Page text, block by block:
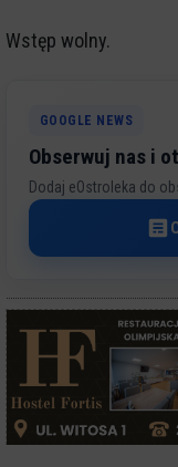
Wstęp wolny.
GOOGLE NEWS
Obserwuj nas i
Dodaj eOstroleka do